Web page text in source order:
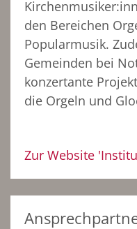
den Bereichen
Popularmusik.
Gemeinden bei
konzertante
die Orgeln und
Zur Website